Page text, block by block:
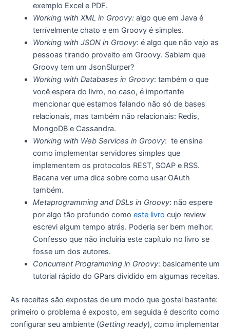
exemplo Excel e PDF.
Working with XML in Groovy:algo que em Java é
terrívelmente chato e em Groovy é simples.
Working with JSON in Groovy: é algo que não vejo as
pessoas tirando proveito em Groovy. Sabiam que
Groovy tem um JsonSlurper?
Working with Databases in Groovy: também o que
você espera do livro, no caso, é importante
mencionar que estamos falando não só de bases
relacionais, mas também não relacionais: Redis,
MongoDB e Cassandra.
Working with Web Services in Groovy: te ensina
como implementar servidores simples que
implementem os protocolos REST, SOAP e RSS.
Bacana ver uma dica sobre como usar OAuth
também.
Metaprogramming and DSLs in Groovy: não espere
por algo tão profundo como este livro cujo review
escrevi algum tempo atrás. Poderia ser bem melhor.
Confesso que não incluiria este capítulo no livro se
fosse um dos autores.
Concurrent Programming in Groovy: basicamente um
tutorial rápido do GPars dividido em algumas receitas.
As receitas são expostas de um modo que gostei bastante:
primeiro o problema é exposto, em seguida é descrito como
configurar seu ambiente (Getting ready), como implementar